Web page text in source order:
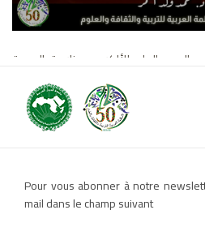
العام للألكسو بمناسبة العودة
المدرسية والجامعة 2021/2020 (2)
31 août 2020
Pour vous abonner à notre
mail dans le champ suivant